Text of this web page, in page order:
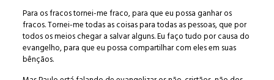
Para os fracos tornei-me fraco, para que eu possa ganhar os
fracos. Tornei-me todas as coisas para todas as pessoas, que por
todos os meios chegar a salvar alguns. Eu faço tudo por causa do
evangelho, para que eu possa compartilhar com eles em suas
bênçãos.